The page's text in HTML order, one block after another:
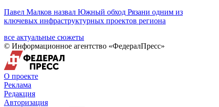
Павел Малков назвал Южный обход Рязани одним из
ключевых инфраструктурных проектов региона
все актуальные сюжеты
© Информационное агентство «ФедералПресс»
О проекте
Реклама
Редакция
Авторизация